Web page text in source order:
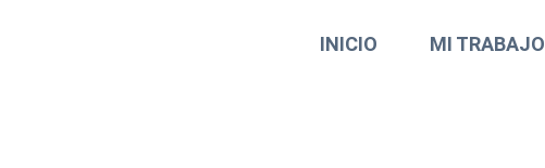
INICIO MI TRABAJO